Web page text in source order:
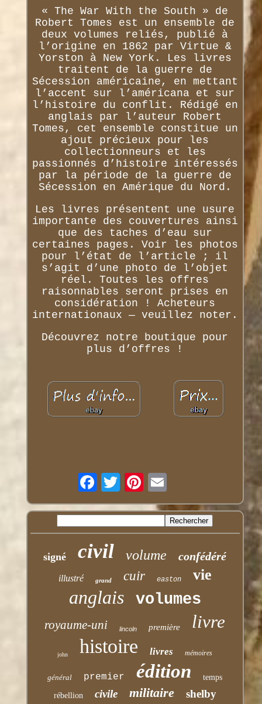
« The War With the South » de
Robert Tomes est un ensemble de
deux volumes reliés, publié à
l’origine en 1862 par Virtue &
Yorston à New York. Les livres
traitent de la guerre de
Sécession américaine, en mettant
l’accent sur l’américana et sur
l’histoire du conflit. Rédigé en
anglais par l’auteur Robert
Tomes, cet ensemble constitue un
ajout précieux pour les
collectionneurs et les
passionnés d’histoire intéressés
par la période de la guerre de
Sécession en Amérique du Nord.
Les livres présentent une usure
importante des couvertures ainsi
que des taches d’eau sur
certaines pages. Voir les photos
pour l’état de l’article ; il
s’agit d’une photo de l’objet
réel. Toutes les offres
raisonnables seront prises en
considération ! Acheteurs
internationaux — veuillez noter.
Découvrez notre boutique pour
plus d’offres !
signé civil volume confédéré
illustré grand cuir easton vie
anglais volumes
royaume-uni lincoln première livre
john histoire livres mémoires
général premier édition temps
rébellion civile militaire shelby